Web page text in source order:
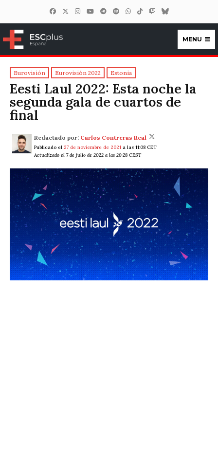
ESCplus España
MENU
Eurovisión Eurovisión 2022 Estonia
Eesti Laul 2022: Esta noche la
segunda gala de cuartos de
final
Redactado por: Carlos Contreras Real
Publicado el 27 de noviembre de 2021 a las 11:08 CET
Actualizado el 7 de julio de 2022 a las 20:28 CEST